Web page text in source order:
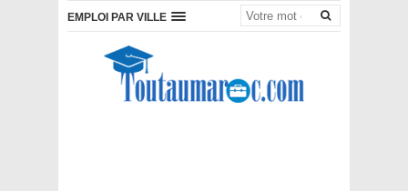
EMPLOI PAR VILLE